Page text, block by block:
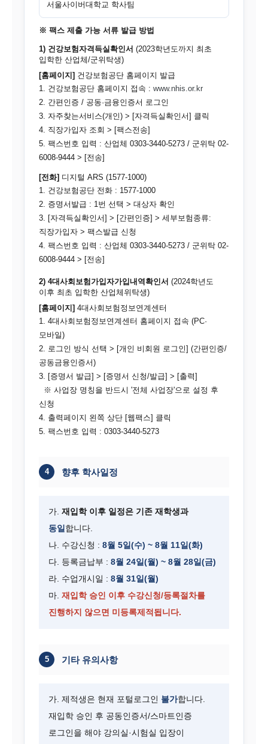
서울사이버대학교 학사팀
※ 팩스 제출 가능 서류 발급 방법
1) 건강보험자격득실확인서 (2023학년도까지 최초
입학한 산업체/군위탁생)
[홈페이지] 건강보험공단 홈페이지 발급
1. 건강보험공단 홈페이지 접속 : www.nhis.or.kr
2. 간편인증 / 공동·금융인증서 로그인
3. 자주찾는서비스(개인) > [자격득실확인서] 클릭
4. 직장가입자 조회 > [팩스전송]
5. 팩스번호 입력 : 산업체 0303-3440-5273 / 군위탁 02-
6008-9444 > [전송]
[전화] 디지털 ARS (1577-1000)
1. 건강보험공단 전화 : 1577-1000
2. 증명서발급 : 1번 선택 > 대상자 확인
3. [자격득실확인서] > [간편인증] > 세부보험종류:
직장가입자 > 팩스발급 신청
4. 팩스번호 입력 : 산업체 0303-3440-5273 / 군위탁 02-
6008-9444 > [전송]
2) 4대사회보험가입자가입내역확인서 (2024학년도
이후 최초 입학한 산업체위탁생)
[홈페이지] 4대사회보험정보연계센터
1. 4대사회보험정보연계센터 홈페이지 접속 (PC·
모바일)
2. 로그인 방식 선택 > [개인 비회원 로그인] (간편인증/
공동금융인증서)
3. [증명서 발급] > [증명서 신청/발급] > [출력]
※ 사업장 명칭을 반드시 '전체 사업장'으로 설정 후
신청
4. 출력페이지 왼쪽 상단 [웹팩스] 클릭
5. 팩스번호 입력 : 0303-3440-5273
4 향후 학사일정
가. 재입학 이후 일정은 기존 재학생과
동일 합니다.
나. 수강신청 : 8월 5일(수) ~ 8월 11일(화)
다. 등록금납부 : 8월 24일(월) ~ 8월 28일(금)
라. 수업개시일 : 8월 31일(월)
마. 재입학 승인 이후 수강신청/등록절차를
진행하지 않으면 미등록제적됩니다.
5 기타 유의사항
가. 제적생은 현재 포털로그인 불가합니다.
재입학 승인 후 공동인증서/스마트인증
로그인을 해야 강의실·시험실 입장이